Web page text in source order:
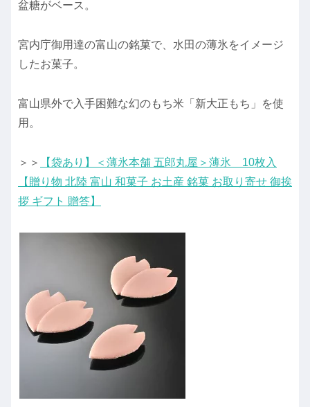
盆糖がベース。
宮内庁御用達の富山の銘菓で、水田の薄氷をイメージ
したお菓子。
富山県外で入手困難な幻のもち米「新大正もち」を使
用。
＞＞
【袋あり】＜薄氷本舗 五郎丸屋＞薄氷 10枚入
【贈り物 北陸 富山 和菓子 お土産 銘菓 お取り寄せ 御挨
拶 ギフト 贈答】